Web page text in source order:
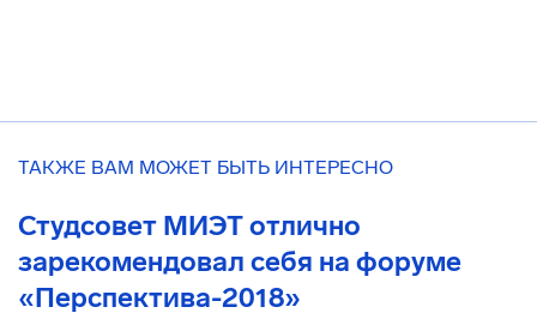
ТАКЖЕ ВАМ МОЖЕТ БЫТЬ ИНТЕРЕСНО
Студсовет МИЭТ отлично
зарекомендовал себя на форуме
«Перспектива-2018»